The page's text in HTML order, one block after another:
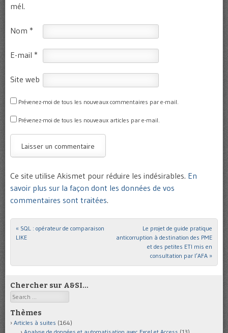
mél.
Nom *
E-mail *
Site web
Prévenez-moi de tous les nouveaux commentaires par e-mail.
Prévenez-moi de tous les nouveaux articles par e-mail.
Ce site utilise Akismet pour réduire les indésirables. En
savoir plus sur la façon dont les données de vos
commentaires sont traitées.
Post navigation
« SQL : opérateur de comparaison
LIKE
Le projet de guide pratique
anticorruption à destination des PME
et des petites ETI mis en
consultation par l’AFA »
Chercher sur A&SI…
Search
Thèmes
Articles à suites (164)